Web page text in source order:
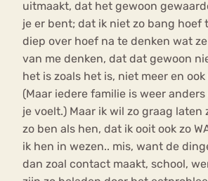
uitmaakt, dat het gewoon
je er bent; dat ik niet zo bang hoef
diep over hoef na te denken wat
van me denken, dat dat gewoon
het is zoals het is, niet meer en
(Maar iedere familie is weer
je voelt.) Maar ik wil zo graag laten
zo ben als hen, dat ik ooit ook zo
ik hen in wezen.. mis, want de
dan zoal contact maakt, school,